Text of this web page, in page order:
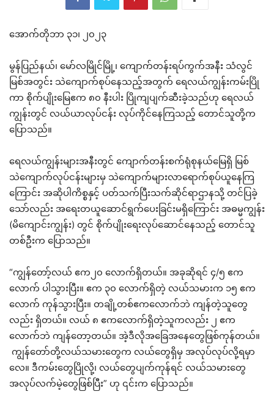
အောက်တိုဘာ ၃၁၊ ၂၀၂၃
မွန်ပြည်နယ်၊ မော်လမြိုင်မြို့၊ ကျောက်တန်းရပ်ကွက်အနီး သံလွင်
မြစ်အတွင်း သဲကျောက်စုပ်နေသည့်အတွက် ရေလယ်ကျွန်းကမ်းပြို
ကာ စိုက်ပျိုးမြေဧက ၈၀ နီးပါး ပြိုကျပျက်ဆီးခဲ့သည်ဟု ရေလယ်
ကျွန်းတွင် လယ်ယာလုပ်ငန်း လုပ်ကိုင်နေကြသည့် တောင်သူတို့က
ပြောသည်။
ရေလယ်ကျွန်းများအနီးတွင် ကျောက်တန်းစက်ရုံစုနယ်မြေရှိ မြစ်
သဲကျောက်လုပ်ငန်းများမှ သဲကျောက်များလာရောက်စုပ်ယူနေကြ
ကြောင်း အဆိုပါကိစ္စနှင့် ပတ်သက်ပြီးသက်ဆိုင်ရာဌာနသို့ တင်ပြခဲ့
သော်လည်း အရေးတယူဆောင်ရွက်ပေးခြင်းမရှိကြောင်း အဓမ္မကျွန်း
(မိကျောင်းကျွန်း) တွင် စိုက်ပျိုးရေးလုပ်ဆောင်နေသည့် တောင်သူ
တစ်ဦးက ပြောသည်။
“ကျွန်တော့်လယ် ဧက၂၀ လောက်ရှိတယ်။ အခုဆိုရင် ၄/၅ ဧက
လောက် ပါသွားပြီး။ ဧက ၃၀ လောက်ရှိတဲ့ လယ်သမားက ၁၅ ဧက
လောက် ကုန်သွားပြီး။ တချို့တစ်ဧကလောက်ဘဲ ကျန်တဲ့သူတွေ
လည်း ရှိတယ်။ လယ် ၈ ဧကလောက်ရှိတဲ့သူကလည်း ၂ ဧက
လောက်ဘဲ ကျန်တော့တယ်။ အဲ့ဒီလိုအခြေအနေတွေဖြစ်ကုန်တယ်။
ကျွန်တော်တို့လယ်သမားတွေက လယ်တွေရှိမှ အလုပ်လုပ်လို့ရမှာ
လေ။ ဒီကမ်းတွေပြိုလို့၊ လယ်တွေပျက်ကုန်ရင် လယ်သမားတွေ
အလုပ်လက်မဲ့တွေဖြစ်ပြီး” ဟု ၎င်းက ပြောသည်။